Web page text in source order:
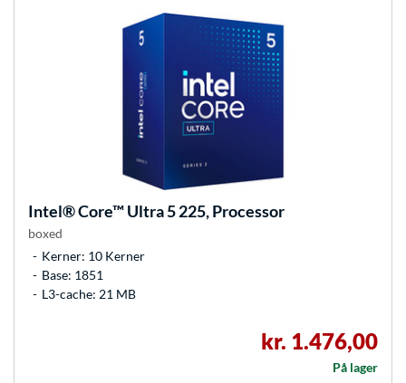
Intel®Core™ Ultra 5 225, Processor
boxed
Kerner: 10 Kerner
Base: 1851
L3-cache: 21 MB
kr. 1.476,00
På lager